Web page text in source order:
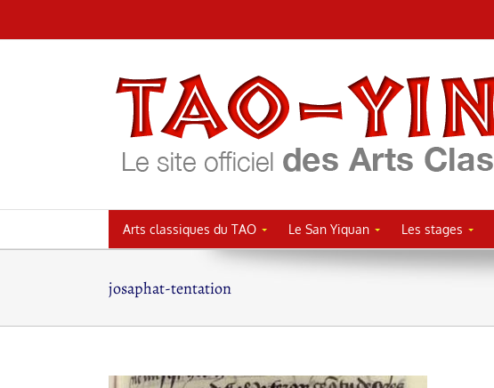
au
Arts classiques du TAO Le San Yiquan Les stages
josaphat-tentation